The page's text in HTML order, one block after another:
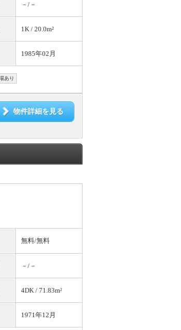
－/－
1K / 20.0m²
1985年02月
あり
物件詳細を見る
無料/無料
－/－
4DK / 71.83m²
1971年12月